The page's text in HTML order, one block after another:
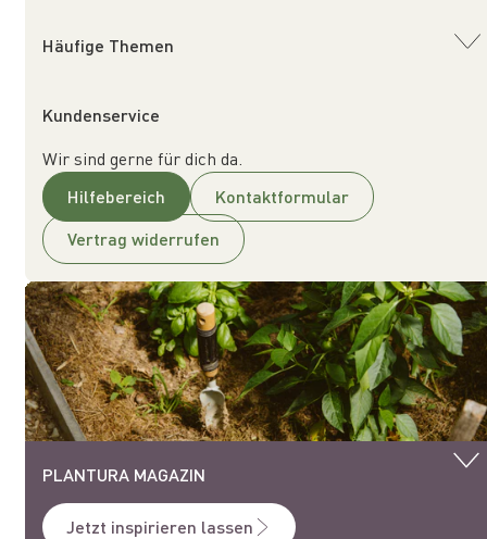
Häufige Themen
Kundenservice
Wir sind gerne für dich da.
Hilfebereich
Kontaktformular
Vertrag widerrufen
PLANTURA MAGAZIN
Jetzt inspirieren lassen